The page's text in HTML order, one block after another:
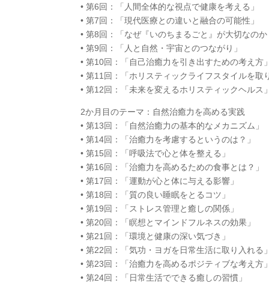
• 第6回：「人間全体的な視点で健康を考える」
• 第7回：「現代医療との違いと融合の可能性」
• 第8回：「なぜ『いのちまるごと』が大切なのか
• 第9回：「人と自然・宇宙とのつながり」
• 第10回：「自己治癒力を引き出すための考え方」
• 第11回：「ホリスティックライフスタイルを取
• 第12回：「未来を変えるホリスティックヘルス」
2か月目のテーマ：自然治癒力を高める実践
• 第13回：「自然治癒力の基本的なメカニズム」
• 第14回：「治癒力を考慮するというのは？」
• 第15回：「呼吸法で心と体を整える」
• 第16回：「治癒力を高めるための食事とは？」
• 第17回：「運動が心と体に与える影響」
• 第18回：「質の良い睡眠をとるコツ」
• 第19回：「ストレス管理と癒しの関係」
• 第20回：「瞑想とマインドフルネスの効果」
• 第21回：「環境と健康の深い気づき」
• 第22回：「気功・ヨガを日常生活に取り入れる」
• 第23回：「治癒力を高めるポジティブな考え方」
• 第24回：「日常生活でできる癒しの習慣」